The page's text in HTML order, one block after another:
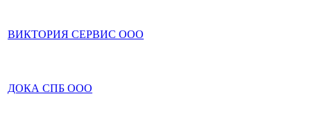
ВИКТОРИЯ СЕРВИС ООО
ДОКА СПБ ООО